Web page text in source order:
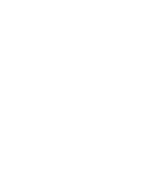
El conflicto laboral
trascendido los
política provincial.
asumido este
en plena tercera
la negociación del
plantas industriales